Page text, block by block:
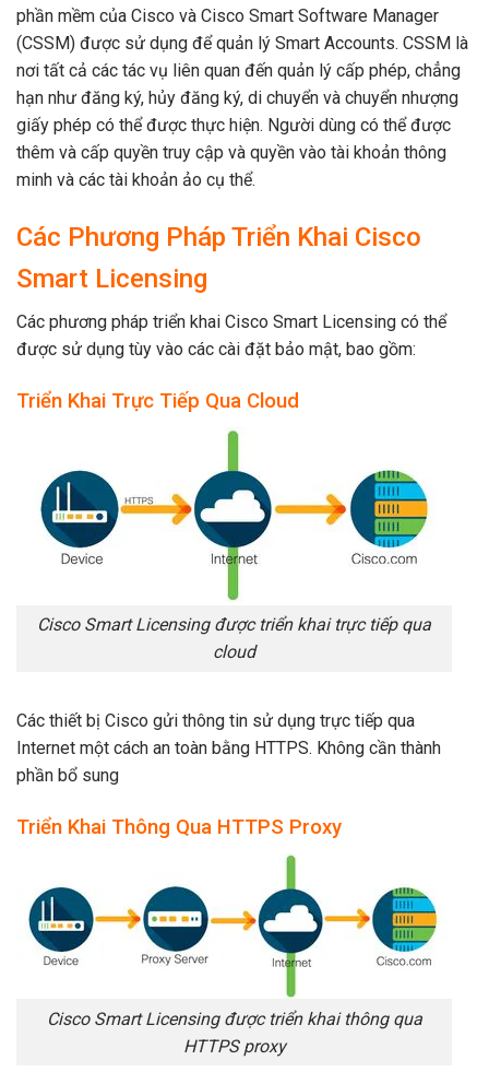
phần mềm của Cisco và Cisco Smart Software Manager
(CSSM) được sử dụng để quản lý Smart Accounts. CSSM là
nơi tất cả các tác vụ liên quan đến quản lý cấp phép, chẳng
hạn như đăng ký, hủy đăng ký, di chuyển và chuyển nhượng
giấy phép có thể được thực hiện. Người dùng có thể được
thêm và cấp quyền truy cập và quyền vào tài khoản thông
minh và các tài khoản ảo cụ thể.
Các Phương Pháp Triển Khai Cisco
Smart Licensing
Các phương pháp triển khai Cisco Smart Licensing có thể
được sử dụng tùy vào các cài đặt bảo mật, bao gồm:
Triển Khai Trực Tiếp Qua Cloud
Cisco Smart Licensing được triển khai trực tiếp qua
cloud
Các thiết bị Cisco gửi thông tin sử dụng trực tiếp qua
Internet một cách an toàn bằng HTTPS. Không cần thành
phần bổ sung
Triển Khai Thông Qua HTTPS Proxy
Cisco Smart Licensing được triển khai thông qua
HTTPS proxy